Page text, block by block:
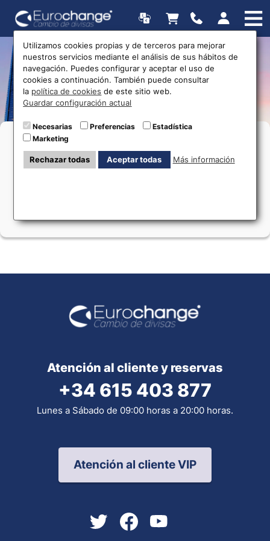
Error 404: Página no
encontrada
La página que buscabas ya no existe o el enlace
está mal escrito. Revisa la dirección o vuelve al
inicio.
Atención al cliente y reservas
+34 615 403 877
Lunes a Sábado de 09:00 horas a 20:00 horas.
Atención al cliente VIP
Utilizamos cookies propias y de terceros para mejorar
nuestros servicios mediante el análisis de sus hábitos de
navegación. Puedes configurar y aceptar el uso de
cookies a continuación. También puede consultar
la política de cookies de este sitio web.
Guardar configuración actual
Necesarias Preferencias
Estadística
Marketing
Rechazar todas Aceptar todas Más información